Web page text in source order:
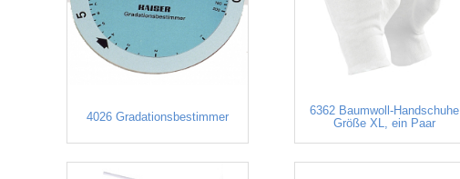
4026 Gradationsbestimmer
6362 Baumwoll-Handschuhe
Größe XL, ein Paar